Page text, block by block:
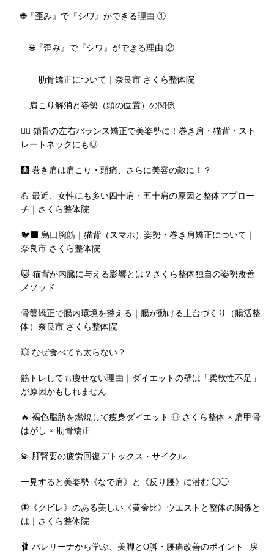
🌐『歪み』で『シワ』ができる理由 ①
🌐『歪み』で『シワ』ができる理由 ②
肋骨矯正について｜奈良市 さくら整体院
肩こり解消と姿勢（頭の位置）の関係
🧘‍♀️ 鎖骨の左右バランス矯正で美姿勢に！巻き肩・猫背・スト
レートネックにも◎
🩻 巻き肩は肩こり・頭痛、さらに美容の敵に！？
💪 最近、女性にも多い四十肩・五十肩の原因と整体アプロー
チ｜さくら整体院
🐦‍⬛ 烏口腕筋｜猫背（スマホ）姿勢・巻き肩矯正について｜
奈良市 さくら整体院
🐱 猫背が内臓に与える影響とは？さくら整体独自の姿勢改善
メソッド
骨盤矯正で腸内環境を整える｜腸が動ける土台づくり（腸活整
体）奈良市 さくら整体院
💥 なぜ食べても太らない？
筋トレしても痩せない理由｜ダイエットの壁は「柔軟性不足」
が原因かもしれません
🔥 褐色脂肪を燃焼して痩身ダイエット ◎ さくら整体 × 肩甲骨
はがし × 肋骨矯正
💫 肝腎要の疲労回復デトックス・サイクル
一見すると美姿勢《なで肩》と《反り腰》に潜む ◯◯
🦋《クビレ》のある美しい《黄金比》ウエストと整体の関係と
は｜さくら整体院
🩰 バレリーナから学ぶ、美脚とO脚・腰痛改善のポイント─戻